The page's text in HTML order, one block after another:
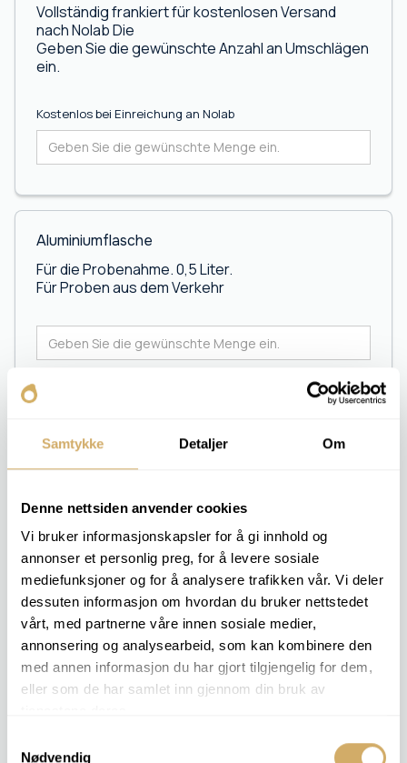
Samtykke Detaljer Om
Denne nettsiden anvender cookies
Vi bruker informasjonskapsler for å gi innhold og
annonser et personlig preg, for å levere sosiale
mediefunksjoner og for å analysere trafikken vår. Vi deler
dessuten informasjon om hvordan du bruker nettstedet
vårt, med partnerne våre innen sosiale medier,
annonsering og analysearbeid, som kan kombinere den
med annen informasjon du har gjort tilgjengelig for dem,
eller som de har samlet inn gjennom din bruk av
Nødvendig
Vollständig frankiert für kostenlosen Versand
nach Nolab Die
Geben Sie die gewünschte Anzahl an Umschlägen
ein.
Kostenlos bei Einreichung an Nolab
Aluminiumflasche
Für die Probenahme. 0,5 Liter.
Für Proben aus dem Verkehr
Glasflasche
Zur Probenahme. 100 ml.
Probenahmepumpe
Probenahmepumpe zur Entnahme einer Probe
ohne äußere Kontamination